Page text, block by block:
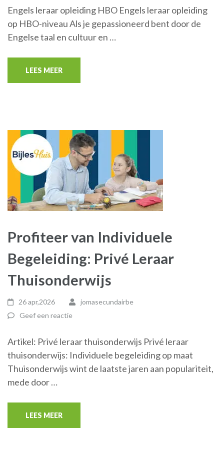
Engels leraar opleiding HBO Engels leraar opleiding
op HBO-niveau Als je gepassioneerd bent door de
Engelse taal en cultuur en …
LEES MEER
Profiteer van Individuele
Begeleiding: Privé Leraar
Thuisonderwijs
26 apr,2026
jomasecundairbe
Geef een reactie
Artikel: Privé leraar thuisonderwijs Privé leraar
thuisonderwijs: Individuele begeleiding op maat
Thuisonderwijs wint de laatste jaren aan populariteit,
mede door …
LEES MEER